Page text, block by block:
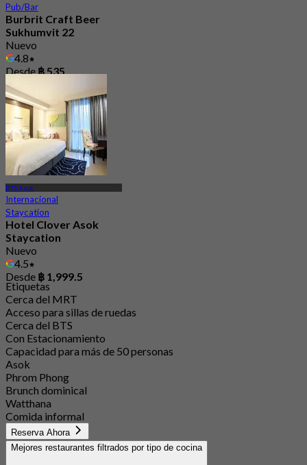
Pub/Bar
Burbrit Craft Beer
Sukhumvit 22
Nuevo
4.8
Desde฿ 535
BTS Asok
Internacional
Staycation
Hotel Clover Asok
Staycation
Nuevo
4.5
Desde ฿ 1,999.5
Etiquetas
Cerca del MRT
Acceso para sillas de ruedas
Cerca del BTS
Con Estacionamiento
Capacidad para más de 50 personas
Asok
Phrom Phong
Brunch dominical
Watthana
Comida informal
Reserva Ahora
Mejores restaurantes filtrados por tipo de cocina